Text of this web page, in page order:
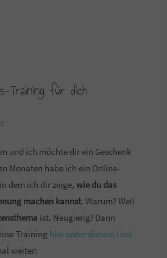
Training für dich
und ich möchte dir ein Geschenk
Monaten habe ich ein Online-
dem ich dir zeige,wie du das
machen kannst. Warum? Weil
ist. Neugierig? Dann
Training hier unter diesem Link
weiter: